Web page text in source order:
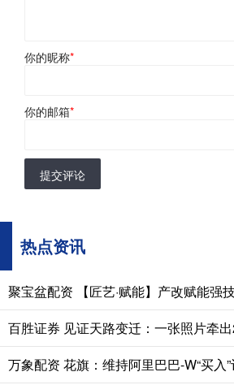
你的昵称*
你的邮箱*
提交评论
热点资讯
百胜证券 见证天路变迁：一张照片牵